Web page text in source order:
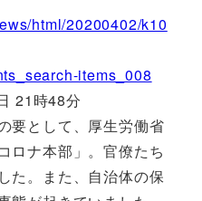
html/20200402/k10
items_008
21時48分
要として、厚生労働省
ロナ本部」。官僚たち
た。また、自治体の保